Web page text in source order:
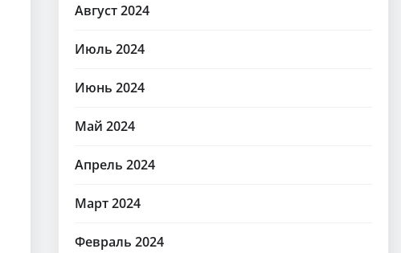
Август 2024
Июль 2024
Июнь 2024
Май 2024
Апрель 2024
Март 2024
Февраль 2024